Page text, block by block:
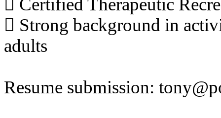
 Certified Therapeutic
 Strong background in
adults
Resume submission: